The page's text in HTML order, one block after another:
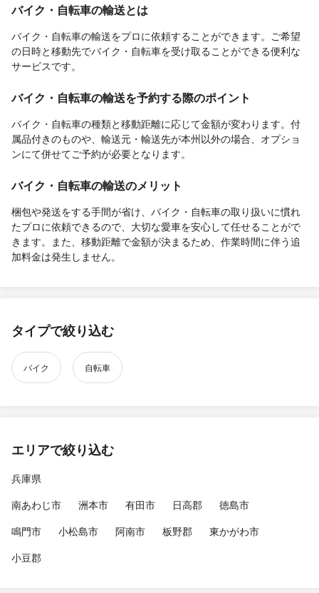
バイク・自転車の輸送とは
バイク・自転車の輸送をプロに依頼することができます。ご希望
の日時と移動先でバイク・自転車を受け取ることができる便利な
サービスです。
バイク・自転車の輸送を予約する際のポイント
バイク・自転車の種類と移動距離に応じて金額が変わります。付
属品付きのものや、輸送元・輸送先が本州以外の場合、オプショ
ンにて併せてご予約が必要となります。
バイク・自転車の輸送のメリット
梱包や発送をする手間が省け、バイク・自転車の取り扱いに慣れ
たプロに依頼できるので、大切な愛車を安心して任せることがで
きます。また、移動距離で金額が決まるため、作業時間に伴う追
加料金は発生しません。
タイプで絞り込む
バイク 自転車
エリアで絞り込む
兵庫県
南あわじ市
洲本市 有田市 日高郡
徳島市
鳴門市
小松島市 阿南市 板野郡
東かがわ市
小豆郡